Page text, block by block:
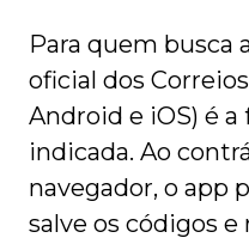
Para quem busca
oficial dos
Android e iOS) é
indicada. Ao
navegador, o app
salve os códigos